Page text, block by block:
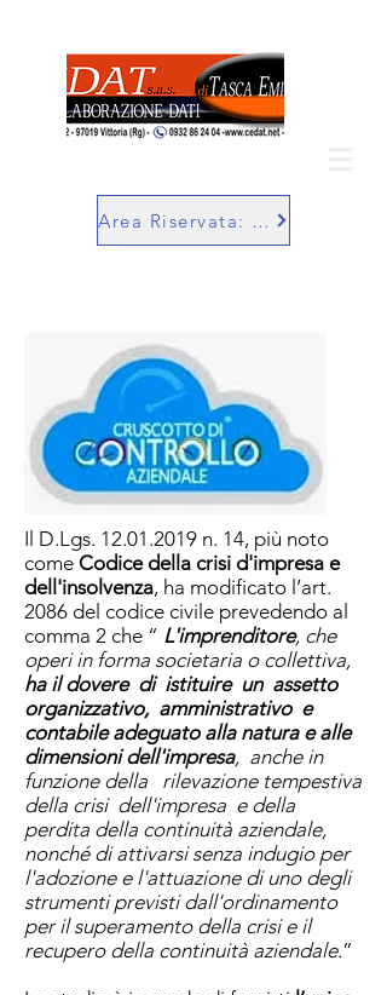
Area Riservata: SuperBill
Il D.Lgs. 12.01.2019 n. 14, più noto
come Codice della crisi d'impresa e
dell'insolvenza, ha modificato l’art.
2086 del codice civile prevedendo al
comma 2 che “ L'imprenditore, che
operi in forma societaria o collettiva,
ha il dovere di istituire un assetto
organizzativo, amministrativo e
contabile adeguato alla natura e alle
dimensioni dell'impresa, anche in
funzione della rilevazione tempestiva
della crisi dell'impresa e della
perdita della continuità aziendale,
nonché di attivarsi senza indugio per
l'adozione e l'attuazione di uno degli
strumenti previsti dall'ordinamento
per il superamento della crisi e il
recupero della continuità aziendale.”